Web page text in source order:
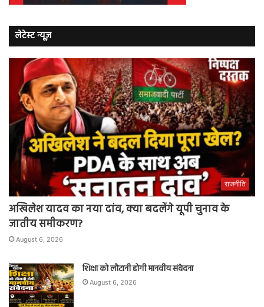
लेटेस्ट न्यूज़
राजनीति
अखिलेश यादव का नया दांव, क्या बदलेंगे यूपी चुनाव के
जातीय समीकरण?
August 6, 2026
शिक्षा को लौटानी होगी मानवीय संवेदना
August 6, 2026